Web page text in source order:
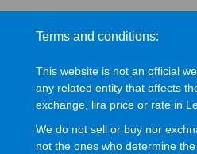
Terms and conditions:
This website is not an official
any related entity that affects
exchange, lira price or rate in
We do not sell or buy nor
not the ones who determine